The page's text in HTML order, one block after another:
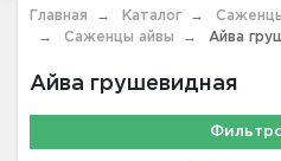
Главная Каталог
Саженцы айвы
Айва
Айва грушевидная